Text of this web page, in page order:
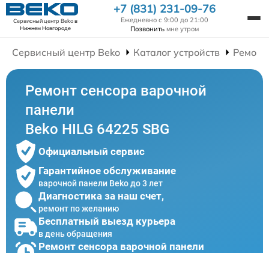
Сервисный центр Bekoв
Нижнем Новгороде
+7 (831) 231-09-76
Ежедневно с 9:00 до 21:00
Позвонить мне утром
Сервисный центр Beko Каталог устройств
Ремонт сенсора варочной
панели
Beko HILG 64225 SBG
Официальный сервис
Гарантийное обслуживание
варочной панели Beko до 3 лет
Диагностика за наш счет,
ремонт по желанию
Бесплатный выезд курьера
в день обращения
Ремонт сенсора варочной панели